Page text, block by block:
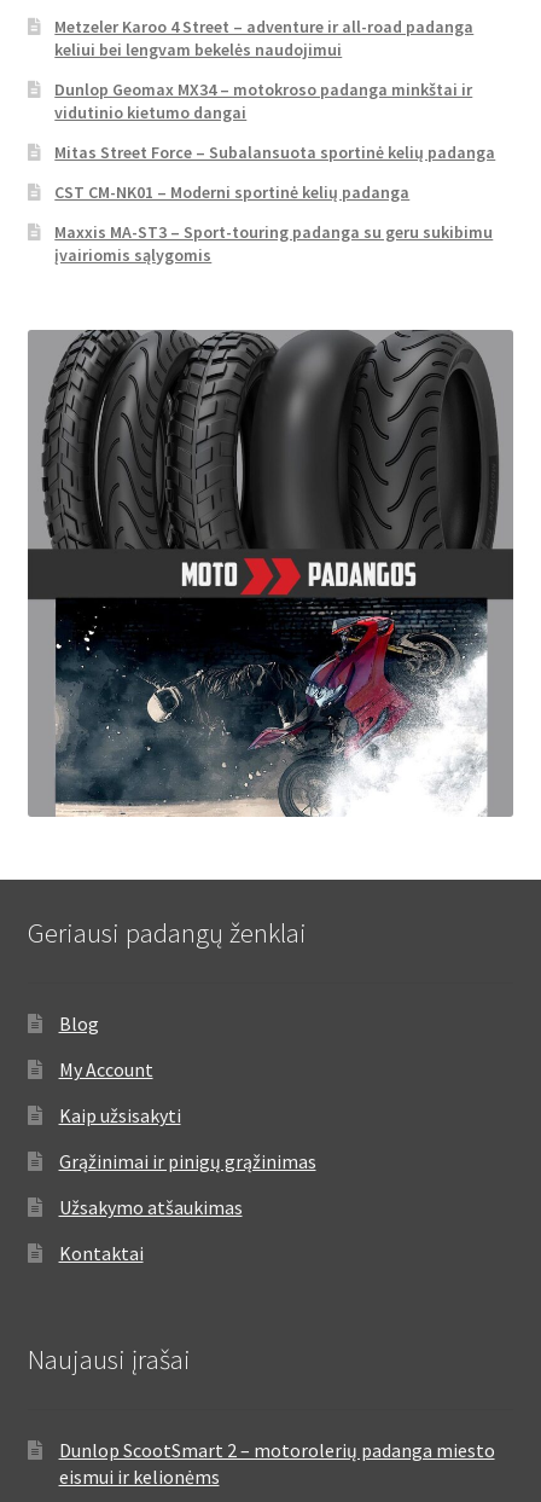
Metzeler Karoo 4 Street – adventure ir all-road padanga
keliui bei lengvam bekelės naudojimui
Dunlop Geomax MX34 – motokroso padanga minkštai ir
vidutinio kietumo dangai
Mitas Street Force – Subalansuota sportinė kelių padanga
CST CM-NK01 – Moderni sportinė kelių padanga
Maxxis MA-ST3 – Sport-touring padanga su geru sukibimu
įvairiomis sąlygomis
Geriausi padangų ženklai
Blog
My Account
Kaip užsisakyti
Grąžinimai ir pinigų grąžinimas
Užsakymo atšaukimas
Kontaktai
Naujausi įrašai
Dunlop ScootSmart 2 – motorolerių padanga miesto
eismui ir kelionėms